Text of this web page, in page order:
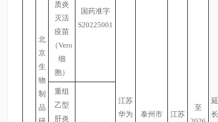
北
京
生
物
制
品
质炎
灭活
疫苗
（Vero
细
胞）
国药准字
S20225001
江苏
华为
泰州市
江苏
至
延
长
重组
乙型
肝炎